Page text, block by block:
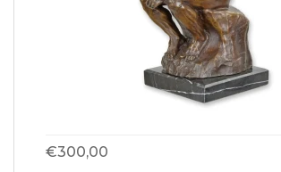
€300,00